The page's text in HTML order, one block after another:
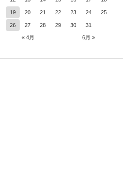
« 4月 6月 »
19 20 21 22 23 24 25
26 27 28 29 30 31